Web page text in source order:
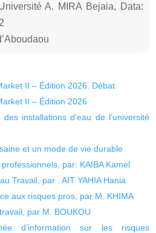
A. MIRA Bejaia, Data:
II – Édition 2026. Débat
II – Édition 2026
installations d’eau de l’université
et un mode de vie durable
par: KAIBA Kamel
Travail, par : AIT YAHIA Hania
aux risques pros, par M. KHIMA
par M. BOUKOU
d’information sur les risques